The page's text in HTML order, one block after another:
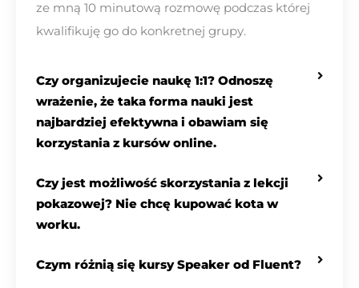
ze mną 10 minutową rozmowę podczas której
kwalifikuję go do konkretnej grupy.
Czy organizujecie naukę 1:1? Odnoszę
wrażenie, że taka forma nauki jest
najbardziej efektywna i obawiam się
korzystania z kursów online.
Czy jest możliwość skorzystania z lekcji
pokazowej? Nie chcę kupować kota w
worku.
Czym różnią się kursy Speaker od Fluent?